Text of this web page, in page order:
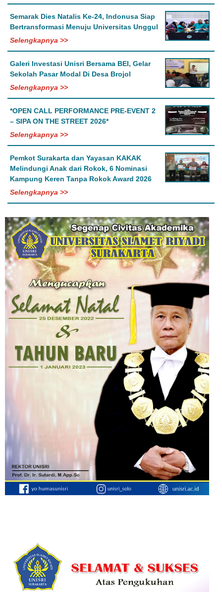
Semarak Dies Natalis Ke-24, Indonusa Siap
Bertransformasi Menuju Universitas Unggul
Selengkapnya >>
Galeri Investasi Unisri Bersama BEI, Gelar
Sekolah Pasar Modal Di Desa Brojol
Selengkapnya >>
*OPEN CALL PERFORMANCE PRE-EVENT 2
– SIPA ON THE STREET 2026*
Selengkapnya >>
Pemkot Surakarta dan Yayasan KAKAK
Melindungi Anak dari Rokok, 6 Nominasi
Kampung Keren Tanpa Rokok Award 2026
Selengkapnya >>